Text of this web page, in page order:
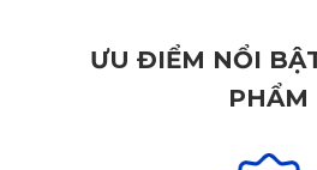
ƯU ĐIỂM NỔI
PHẨM